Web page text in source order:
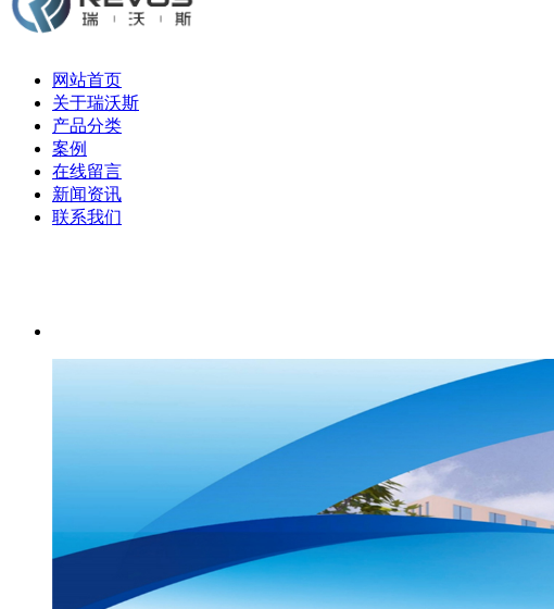
网站首页
关于瑞沃斯
产品分类
案例
在线留言
新闻资讯
联系我们